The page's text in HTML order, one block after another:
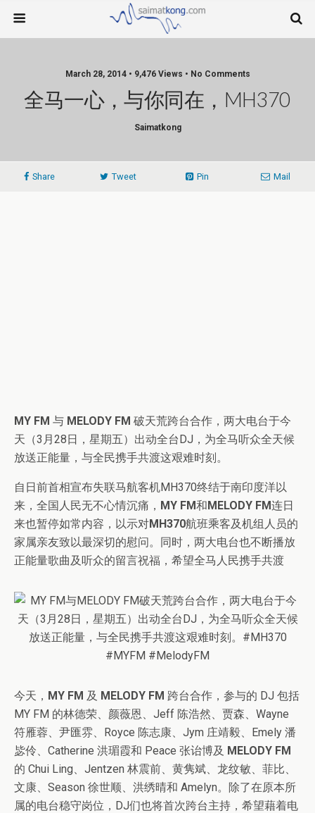
March 28, 2014 • 9,476 Views • No Comments
全马一心，与你同在，MH370
Saimatkong
Share Tweet Pin Mail
MY FM 与 MELODY FM 破天荒跨台合作，两大电台于今
天（3月28日，星期五）出动全台DJ，为全马听众全天候
放送正能量，与全民携手共渡这艰难时刻。
自日前首相宣布失联马航客机MH370终结于南印度洋以
来，全国人民无不心情沉痛， MY FM和MELODY FM连日
来也暂停如常内容，以示对MH370航班乘客及机组人员的
家属亲友致以最深切的慰问。同时，两大电台也不断播放
正能量歌曲及听众的留言祝福，希望全马人民携手共渡
今天， MY FM 及 MELODY FM 跨台合作，参与的 DJ 包括
MY FM 的林德荣、颜薇恩、Jeff 陈浩然、贾森、Wayne
符雁蓉、尹匯雰、Royce 陈志康、Jym 庄靖毅、Emely 潘
毖伶、Catherine 洪瑂霞和 Peace 张诒博及 MELODY FM
的 Chui Ling、Jentzen 林震前、黄隽斌、龙纹敏、菲比、
文康、Season 徐世顺、洪绣晴和 Amelyn。除了在原本所
属的电台稳守岗位，DJ们也将首次跨台主持，希望藉着电